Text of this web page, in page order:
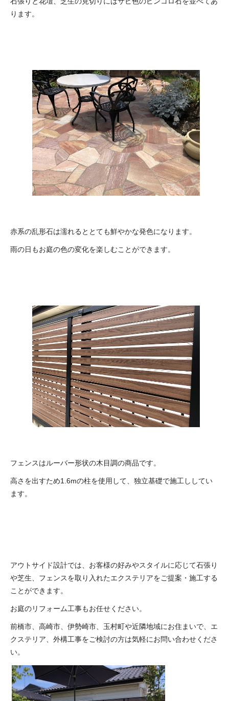
ります。
赤系の乱形石は濡れるととても鮮やかな発色になります。
雨の日もお庭の色の変化を楽しむことができます。
フェンスはルーバー形状の木目調の商品です。
高さを出すため1.6mの柱を使用して、独立基礎で施工ししてい
ます。
アウトサイド設計では、お客様の好みやスタイルに応じて石張り
や芝生、フェンスを取り入れたエクステリアをご提案・施工する
ことができます。
お庭のリフォーム工事もお任せください。
前橋市、高崎市、伊勢崎市、玉村町や近隣地域にお住まいで、エ
クステリア、外構工事をご検討の方は気軽にお問い合わせくださ
い。